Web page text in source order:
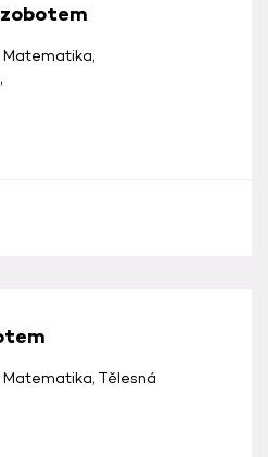
Tělesná